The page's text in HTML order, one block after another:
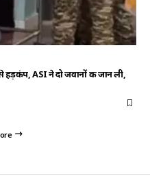
ASI ने दो जवानों की जान ली,